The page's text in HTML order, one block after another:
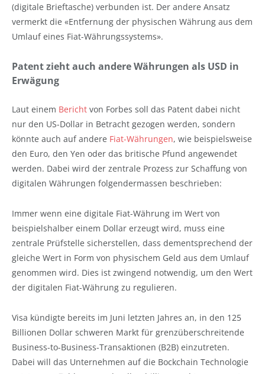
(digitale Brieftasche) verbunden ist. Der andere Ansatz
vermerkt die «Entfernung der physischen Währung aus dem
Umlauf eines Fiat-Währungssystems».
Patent zieht auch andere Währungen als USD in
Erwägung
Laut einem Bericht von Forbes soll das Patent dabei nicht
nur den US-Dollar in Betracht gezogen werden, sondern
könnte auch auf andere Fiat-Währungen, wie beispielsweise
den Euro, den Yen oder das britische Pfund angewendet
werden. Dabei wird der zentrale Prozess zur Schaffung von
digitalen Währungen folgendermassen beschrieben:
Immer wenn eine digitale Fiat-Währung im Wert von
beispielshalber einem Dollar erzeugt wird, muss eine
zentrale Prüfstelle sicherstellen, dass dementsprechend der
gleiche Wert in Form von physischem Geld aus dem Umlauf
genommen wird. Dies ist zwingend notwendig, um den Wert
der digitalen Fiat-Währung zu regulieren.
Visa kündigte bereits im Juni letzten Jahres an, in den 125
Billionen Dollar schweren Markt für grenzüberschreitende
Business-to-Business-Transaktionen (B2B) einzutreten.
Dabei will das Unternehmen auf die Bockchain Technologie